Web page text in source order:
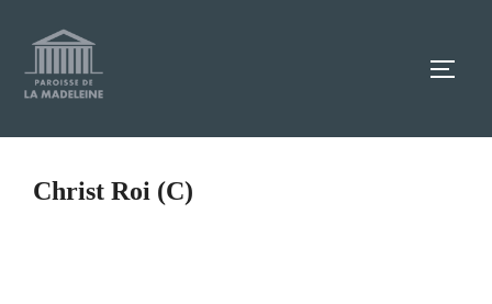
contenu
Christ Roi (C)